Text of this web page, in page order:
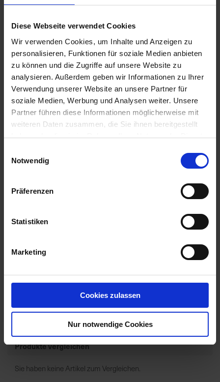
Diese Webseite verwendet Cookies
Wir verwenden Cookies, um Inhalte und Anzeigen zu
personalisieren, Funktionen für soziale Medien anbieten
zu können und die Zugriffe auf unsere Website zu
analysieren. Außerdem geben wir Informationen zu Ihrer
Verwendung unserer Website an unsere Partner für
soziale Medien, Werbung und Analysen weiter. Unsere
Partner führen diese Informationen möglicherweise mit
weiteren Daten zusammen, die Sie ihnen bereitgestellt
haben oder die sie im Rahmen Ihrer Nutzung der Dienste
Notwendig
Präferenzen
Statistiken
Marketing
Cookies zulassen
Nur notwendige Cookies
einloggen.
Klinofeed
Zur Anzeige Ihres individuellen Preises bitte
einloggen.
Klinosorb
Zur Anzeige Ihres individuellen Preises bitte
Zur Anzeige Ihres individuellen Preises bitte
Zur Anzeige Ihres individuellen Preises bitte
einloggen.
Produkte vergleichen
Sie haben keine Artikel zum Vergleichen.